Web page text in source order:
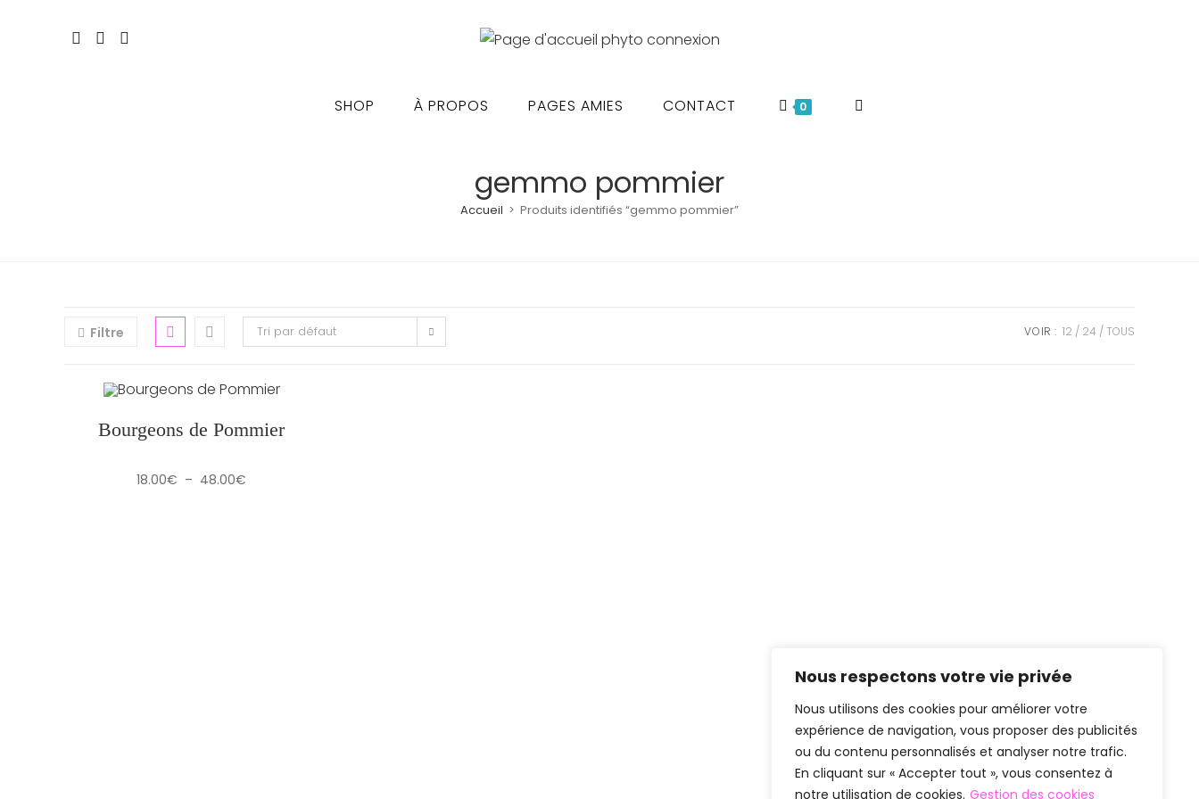
Nous respectons votre vie privée
Nous utilisons des cookies pour améliorer votre
expérience de navigation, vous proposer des publicités
ou du contenu personnalisés et analyser notre trafic.
En cliquant sur « Accepter tout », vous consentez à
notre utilisation de cookies. Gestion des cookies
SHOP À PROPOS PAGES AMIES CONTACT 0 TOGGLE
gemmo pommier
Accueil > Produits identifiés “gemmo pommier”
Filtre Tri par défaut VOIR : 12 24 TOUS
Bourgeons de Pommier
18.00€ – 48.00€